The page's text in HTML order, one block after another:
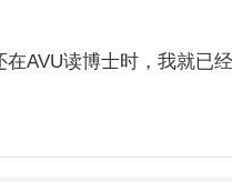
AVU读博士时，我就已